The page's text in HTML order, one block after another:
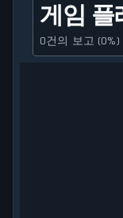
게임 플
0건의 보고 (0%)